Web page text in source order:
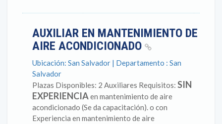
AUXILIAR EN MANTENIMIENTO DE
AIRE ACONDICIONADO
Ubicación: San Salvador | Departamento : San
Salvador
Plazas Disponibles: 2 Auxiliares Requisitos: SIN
EXPERIENCIAen mantenimiento de aire
acondicionado (Se da capacitación). o con
Experiencia en mantenimiento de aire